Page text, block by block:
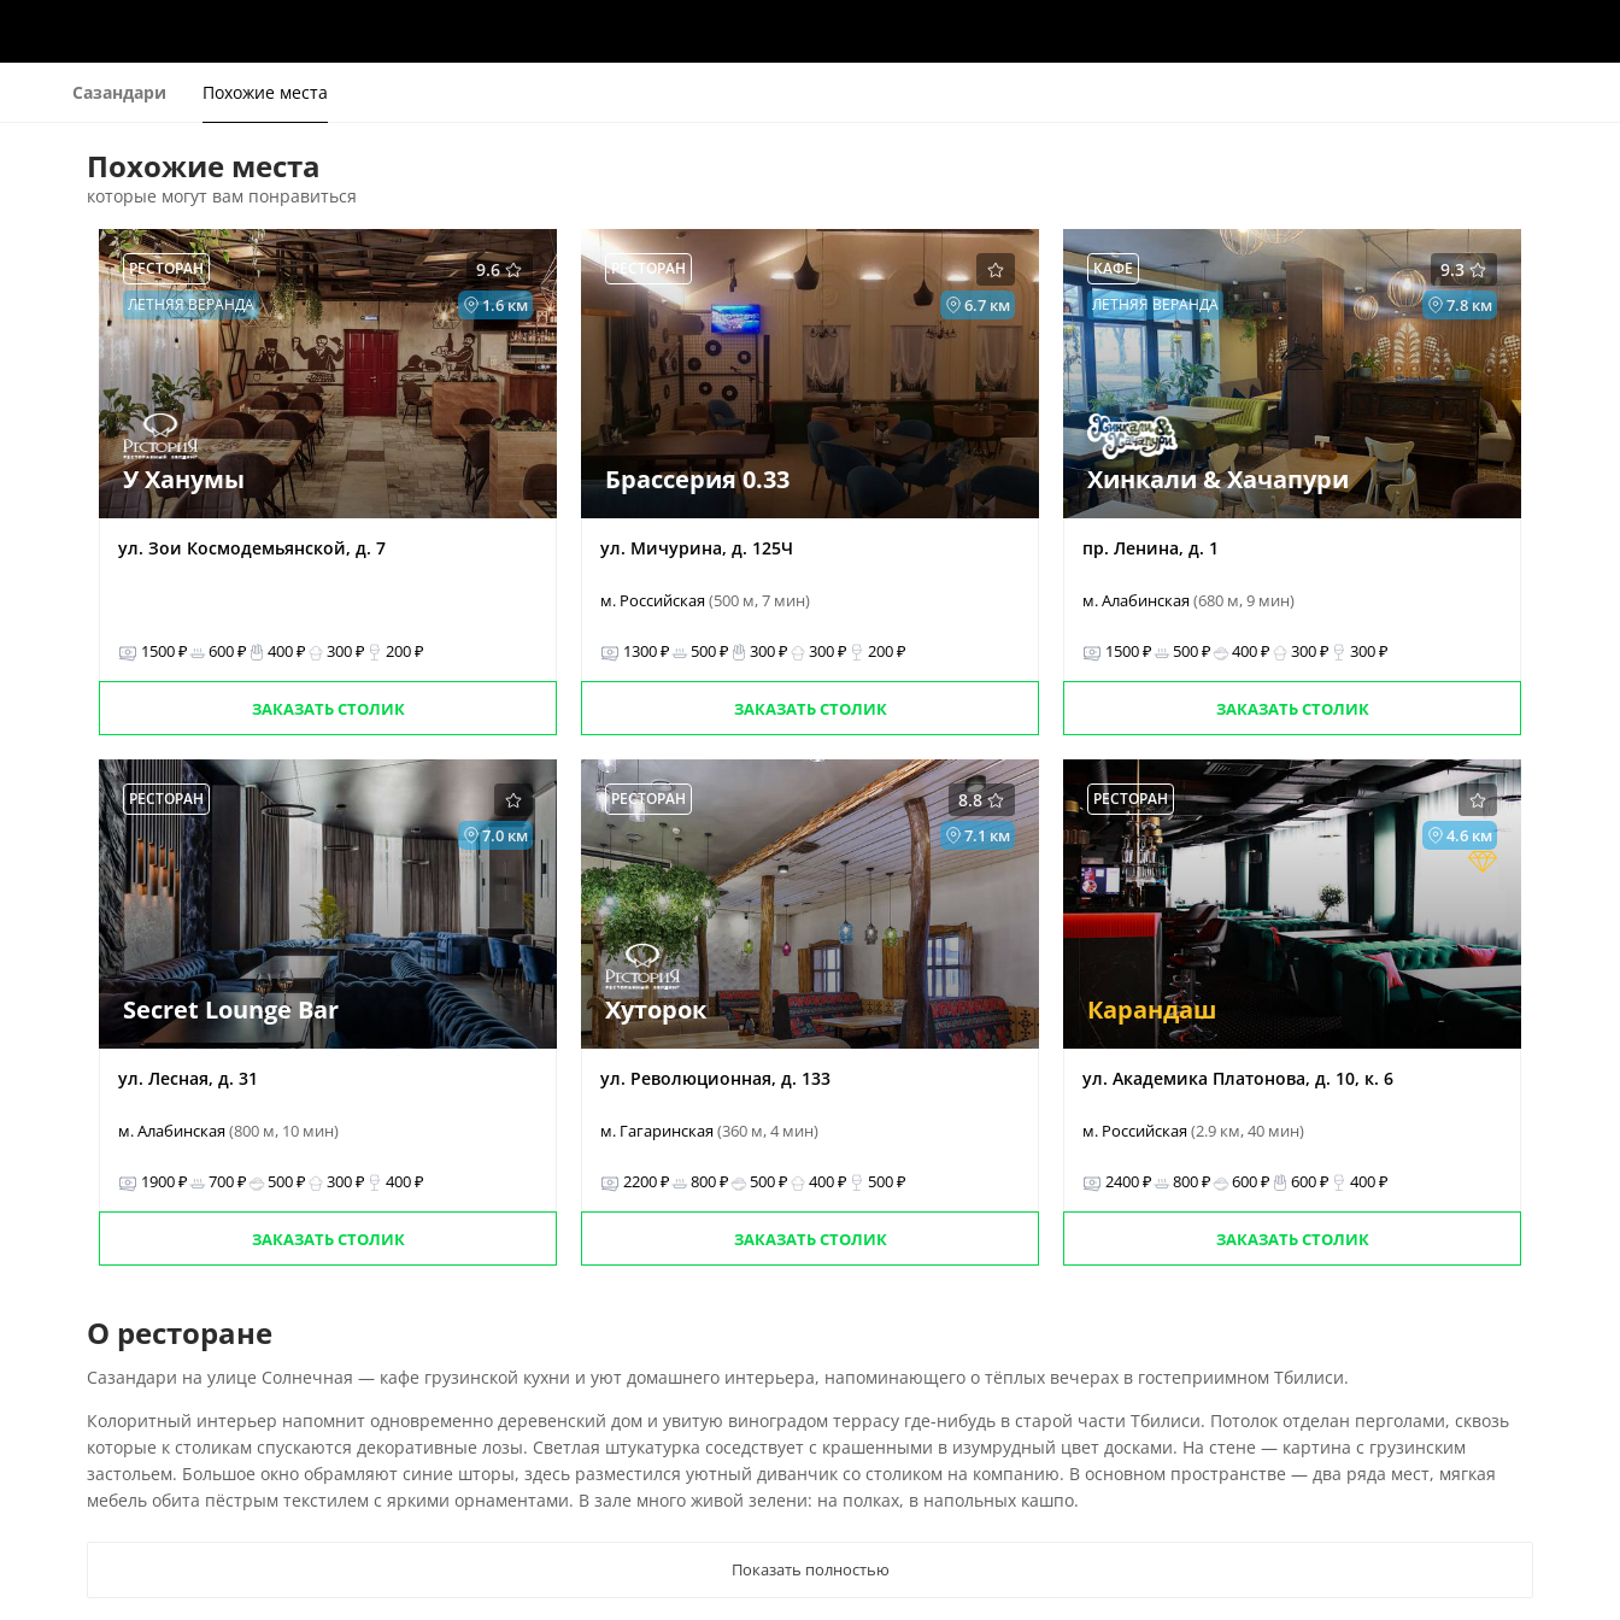
Сазандари Похожие места
Похожие места
которые могут вам понравиться
9.6
РЕСТОРАН
1.6 км
ЛЕТНЯЯ ВЕРАНДА
У Ханумы
ул. Зои Космодемьянской, д. 7
1500 ₽ 600 ₽ 400 ₽ 300 ₽ 200 ₽
ЗАКАЗАТЬ СТОЛИК
РЕСТОРАН
6.7 км
Брассерия 0.33
ул. Мичурина, д. 125Ч
м. Российская(500 м, 7 мин)
1300 ₽ 500 ₽ 300 ₽ 300 ₽ 200 ₽
ЗАКАЗАТЬ СТОЛИК
9.3
КАФЕ
7.8 км
ЛЕТНЯЯ ВЕРАНДА
Хинкали & Хачапури
пр. Ленина, д. 1
м. Алабинская(680 м, 9 мин)
1500 ₽ 500 ₽ 400 ₽ 300 ₽ 300 ₽
ЗАКАЗАТЬ СТОЛИК
РЕСТОРАН
7.0 км
Secret Lounge Bar
ул. Лесная, д. 31
м. Алабинская(800 м, 10 мин)
1900 ₽ 700 ₽ 500 ₽ 300 ₽ 400 ₽
ЗАКАЗАТЬ СТОЛИК
8.8
РЕСТОРАН
7.1 км
Хуторок
ул. Революционная, д. 133
м. Гагаринская(360 м, 4 мин)
2200 ₽ 800 ₽ 500 ₽ 400 ₽ 500 ₽
ЗАКАЗАТЬ СТОЛИК
РЕСТОРАН
4.6 км
Карандаш
ул. Академика Платонова, д. 10, к. 6
м. Российская(2.9 км, 40 мин)
2400 ₽ 800 ₽ 600 ₽ 600 ₽ 400 ₽
ЗАКАЗАТЬ СТОЛИК
О ресторане
Сазандари на улице Солнечная — кафе грузинской кухни и уют домашнего интерьера, напоминающего о тёплых вечерах в гостеприимном Тбилиси.
Колоритный интерьер напомнит одновременно деревенский дом и увитую виноградом террасу где-нибудь в старой части Тбилиси. Потолок отделан перголами, сквозь
которые к столикам спускаются декоративные лозы. Светлая штукатурка соседствует с крашенными в изумрудный цвет досками. На стене — картина с грузинским
застольем. Большое окно обрамляют синие шторы, здесь разместился уютный диванчик со столиком на компанию. В основном пространстве — два ряда мест, мягкая
мебель обита пёстрым текстилем с яркими орнаментами. В зале много живой зелени: на полках, в напольных кашпо.
Показать полностью